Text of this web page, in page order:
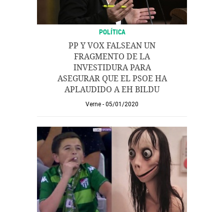
POLÍTICA
PP Y VOX FALSEAN UN
FRAGMENTO DE LA
INVESTIDURA PARA
ASEGURAR QUE EL PSOE HA
APLAUDIDO A EH BILDU
Verne 05/01/2020